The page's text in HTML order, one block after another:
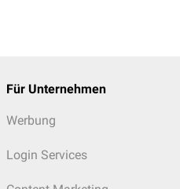
Für Unternehmen
Werbung
Login Services